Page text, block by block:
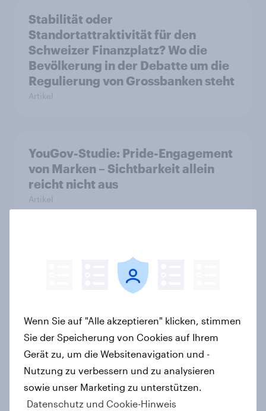
Stabilität oder
Standortattraktivität für den
Schweizer Finanzplatz? Wo die
Bevölkerung in der Debatte um die
Regulierung von Grossbanken steht
Artikel
YouGov-Studie: Pride-Engagement
von Marken – Sichtbarkeit allein
reicht nicht aus
Artikel
Weltneuheit: Erste skalierte Studie
zeigt Impact von Werbung auf Net
Promoter Score – Apple, Amazon
Artikel
Zu gute Werbung? Wie Deutsche im
Jahr 2026 personalisierte Werbung
wahrnehmen
Wenn Sie auf "Alle akzeptieren" klicken, stimmen
Sie der Speicherung von Cookies auf Ihrem
Gerät zu, um die Websitenavigation und -
Nutzung zu verbessern und zu analysieren
sowie unser Marketing zu unterstützen.
Datenschutz und Cookie-Hinweis